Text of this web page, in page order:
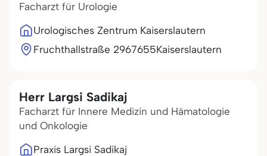
Facharzt für Urologie
Urologisches Zentrum Kaiserslautern
Fruchthallstraße 2967655Kaiserslautern
Herr Largsi Sadikaj
Facharzt für Innere Medizin und Hämatologie
und Onkologie
Praxis Largsi Sadikaj